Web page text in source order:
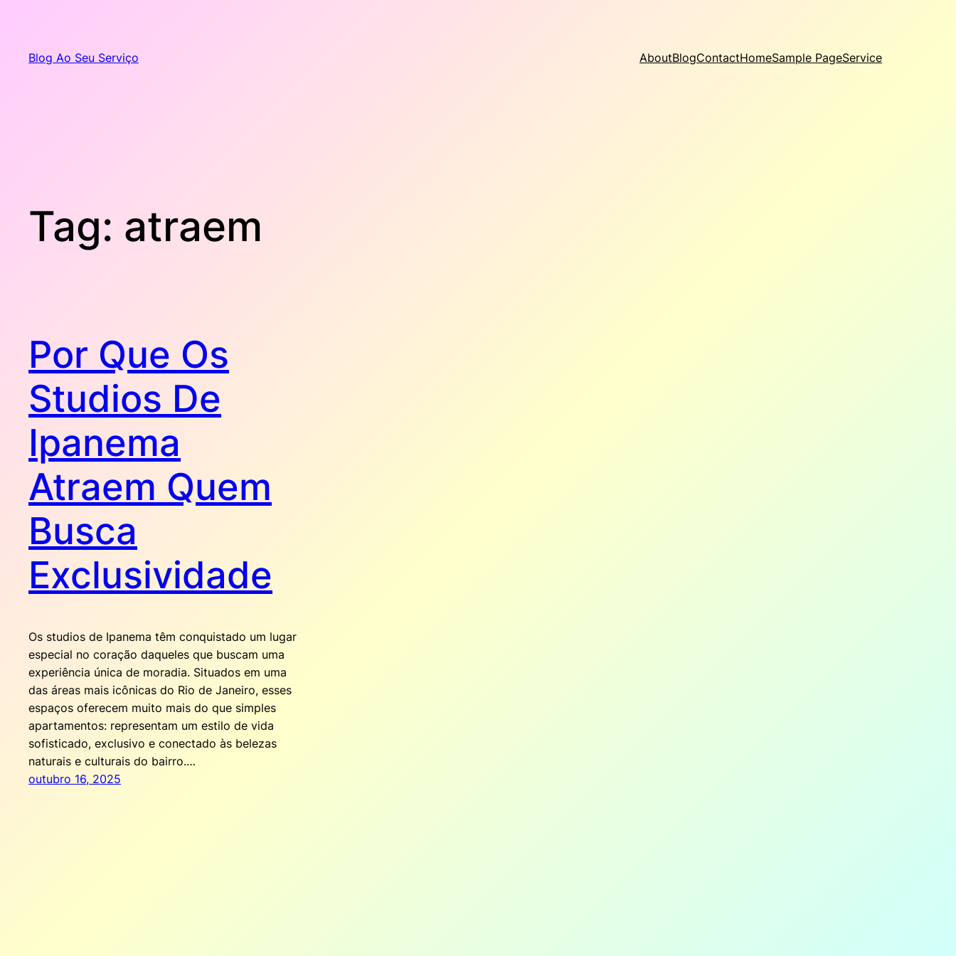
conteúdo
Blog Ao Seu Serviço AboutBlogContactHomeSample PageService
Tag: atraem
Por Que Os
Studios De
Ipanema
Atraem Quem
Busca
Exclusividade
Os studios de Ipanema têm conquistado um lugar
especial no coração daqueles que buscam uma
experiência única de moradia. Situados em uma
das áreas mais icônicas do Rio de Janeiro, esses
espaços oferecem muito mais do que simples
apartamentos: representam um estilo de vida
sofisticado, exclusivo e conectado às belezas
naturais e culturais do bairro.…
outubro 16, 2025